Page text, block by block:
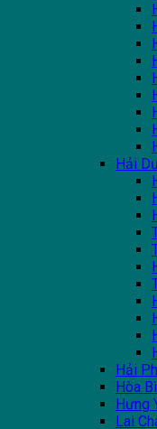
Hải
Hải
Hòa
Hưng
Lai